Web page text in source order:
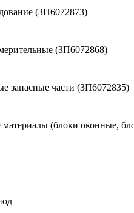
(ЗП6072873)
(ЗП6072868)
запасные части (ЗП6072835)
материалы (блоки оконные,